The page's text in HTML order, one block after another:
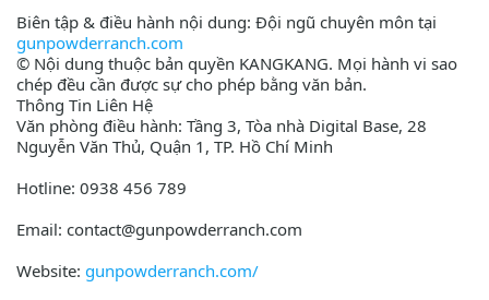
Biên tập & điều hành nội dung: Đội ngũ chuyên môn tại
gunpowderranch.com
© Nội dung thuộc bản quyền KANGKANG. Mọi hành vi sao
chép đều cần được sự cho phép bằng văn bản.
Thông Tin Liên Hệ
Văn phòng điều hành: Tầng 3, Tòa nhà Digital Base, 28
Nguyễn Văn Thủ, Quận 1, TP. Hồ Chí Minh
Hotline: 0938 456 789
Email: contact@gunpowderranch.com
Website: gunpowderranch.com/